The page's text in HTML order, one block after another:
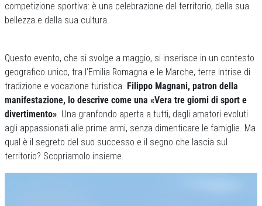
competizione sportiva: è una celebrazione del territorio, della sua
bellezza e della sua cultura.
Questo evento, che si svolge a maggio, si inserisce in un contesto
geografico unico, tra l’Emilia Romagna e le Marche, terre intrise di
tradizione e vocazione turistica. Filippo Magnani, patron della
manifestazione, lo descrive come una «Vera tre giorni di sport e
divertimento». Una granfondo aperta a tutti, dagli amatori evoluti
agli appassionati alle prime armi, senza dimenticare le famiglie. Ma
qual è il segreto del suo successo e il segno che lascia sul
territorio? Scopriamolo insieme.